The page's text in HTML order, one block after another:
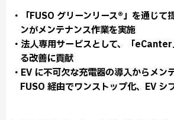
・「FUSO グリーンリース®」を通じて
ンがメンテナンス作業を実施
・法人専用サービスとして、「
る改善に貢献
・EV に不可欠な充電器の導入からメン
FUSO 経由でワンストップ化、EV シ